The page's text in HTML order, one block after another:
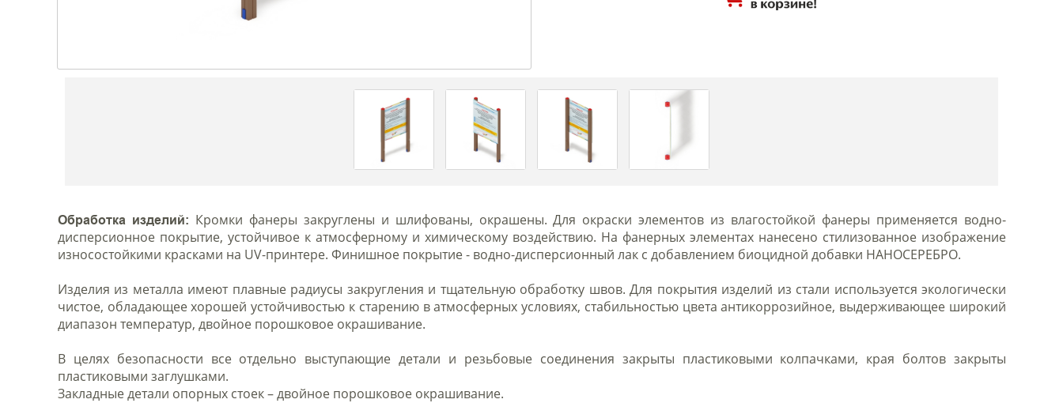
Обработка изделий: Кромки фанеры закруглены и шлифованы, окрашены. Для окраски элементов из влагостойкой фанеры применяется водно-
дисперсионное покрытие, устойчивое к атмосферному и химическому воздействию. На фанерных элементах нанесено стилизованное изображение
износостойкими красками на UV-принтере. Финишное покрытие - водно-дисперсионный лак с добавлением биоцидной добавки НАНОСЕРЕБРО.
Изделия из металла имеют плавные радиусы закругления и тщательную обработку швов. Для покрытия изделий из стали используется экологически
чистое, обладающее хорошей устойчивостью к старению в атмосферных условиях, стабильностью цвета антикоррозийное, выдерживающее широкий
диапазон температур, двойное порошковое окрашивание.
В целях безопасности все отдельно выступающие детали и резьбовые соединения закрыты пластиковыми колпачками, края болтов закрыты
пластиковыми заглушками.
Закладные детали опорных стоек – двойное порошковое окрашивание.